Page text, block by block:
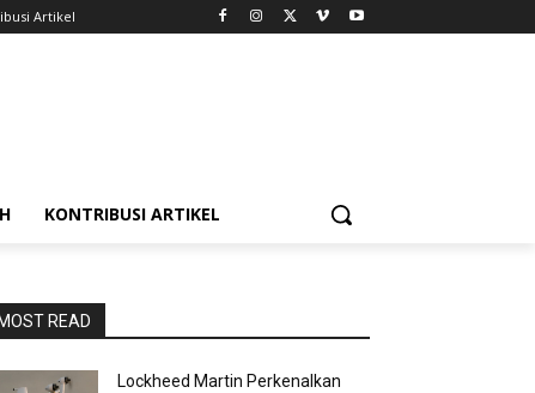
Artikel
KONTRIBUSI ARTIKEL
MOST READ
Lockheed Martin Perkenalkan